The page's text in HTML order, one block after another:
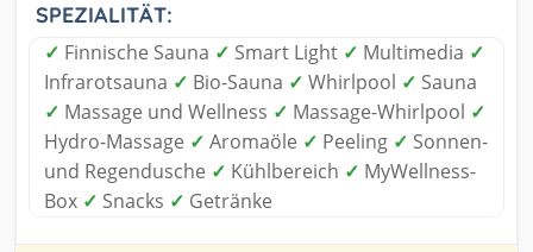
SPEZIALITÄT:
✓ Finnische Sauna ✓ Smart Light ✓ Multimedia ✓
Infrarotsauna ✓ Bio-Sauna ✓ Whirlpool ✓ Sauna
✓ Massage und Wellness ✓ Massage-Whirlpool ✓
Hydro-Massage ✓ Aromaöle ✓ Peeling ✓ Sonnen-
und Regendusche ✓ Kühlbereich ✓ MyWellness-
Box ✓ Snacks ✓ Getränke